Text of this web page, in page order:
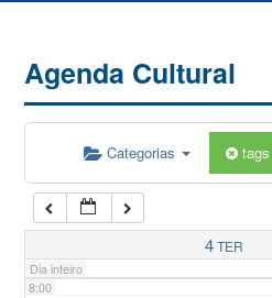
Agenda Cultural
Categorias tags
4TER
Dia inteiro
5:00
7:00
8:00